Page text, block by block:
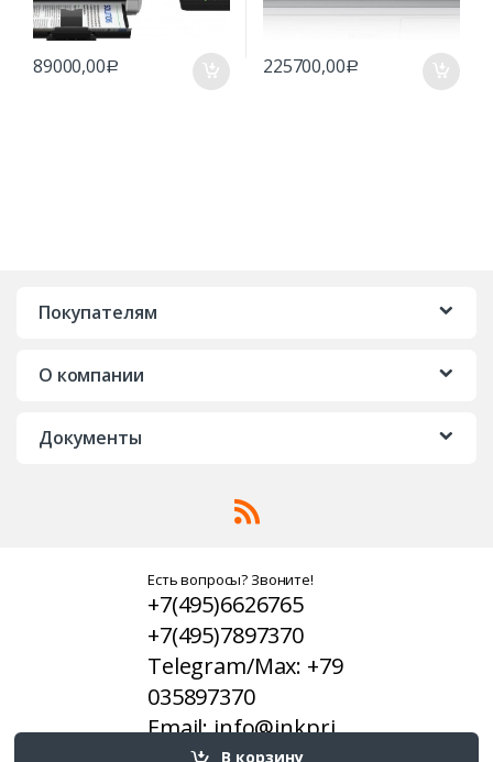
В корзину
89000,00Р 225700,00Р
Покупателям
О компании
Документы
Есть вопросы? Звоните!
+7(495)6626765
+7(495)7897370
Telegram/Max: +79
035897370
Email: info@inkpri